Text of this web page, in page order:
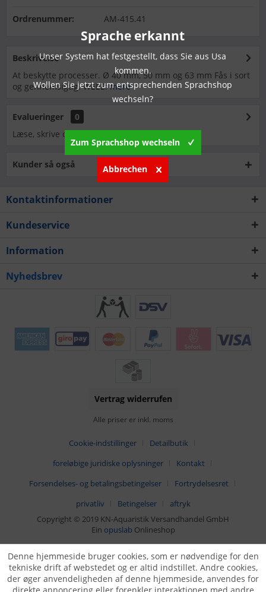
Ordrenummer: AM-415.41
Beskrivelse
At beskytte processer. Ø 40 mm, 50 mm og 63 mm Fås i sort
og gennemsigtig. WEEE:mere
Evalueringer
0
Læse, skrive og diskutere anmeldelser...mere
Kunder så også
Kontaktinformationer
Kundeservice
Information
Nyhedsbrev
Vertrag widerrufen
Alle priser er inkl. moms
Cookie-indstillinger
Detailbutik
foreløbige juridiske oplysninger
Kontakt
Forsendelses- og betalingsbetingelser
Fortrydelsesret
privatliv
Betingelser
aftryk
Copyright © 2019 KN-Aquaristik Versandhandel GmbH
Ein opuslab Onlineshop
Denne hjemmeside bruger cookies, som er nødvendige for den
tekniske drift af webstedet og er altid indstillet. Andre cookies,
der øger anvendeligheden af denne hjemmeside, anvendes for
Sprache erkannt
Unser System hat festgestellt, dass Sie aus Usa
kommen.
Wollen Sie jetzt zum entsprechenden Sprachshop
wechseln?
Zum Sprachshop wechseln
Abbrechen